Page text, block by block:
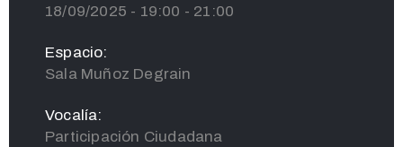
18/09/2025 - 19:00 - 21:00
Espacio:
Sala Muñoz Degrain
Vocalía:
Participación Ciudadana